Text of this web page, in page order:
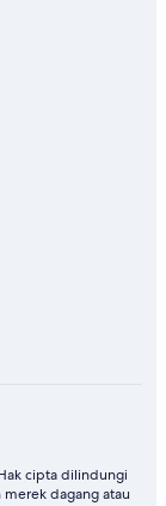
cipta dilindungi
dagang atau